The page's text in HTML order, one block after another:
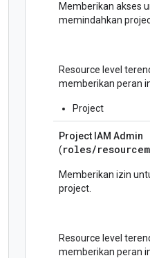
Memberikan akses
memindahkan
Resource level
memberikan peran
Project
Project IAM Admin
(roles/
Memberikan izin
project.
Resource level
memberikan peran